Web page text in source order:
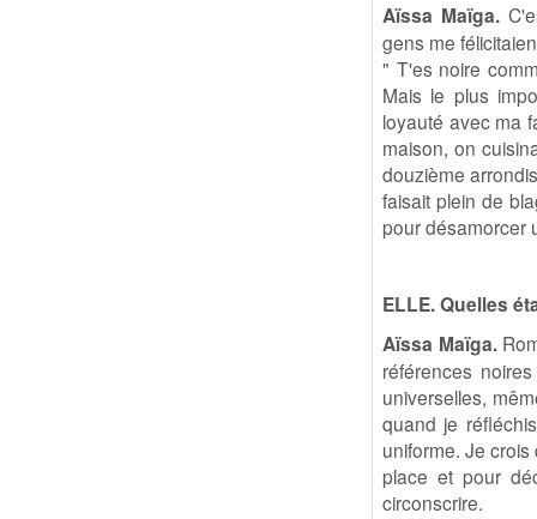
Aïssa Maïga.
gens me
" T'es noire
Mais le plus
loyauté avec ma
maison, on
douzième
faisait plein de
pour désamorcer
ELLE. Quelles
Aïssa Maïga.
références
universelles,
quand je
uniforme. Je
place et pour
circonscrire.